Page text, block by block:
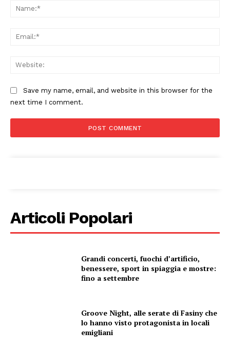
Menu
AREEINTERNE
CONTENUTI
SPORT
Save my name, email, and website in this browser for the
next time I comment.
Articoli Popolari
Grandi concerti, fuochi d’artificio,
benessere, sport in spiaggia e mostre:
fino a settembre
Groove Night, alle serate di Fasiny che
lo hanno visto protagonista in locali
emigliani